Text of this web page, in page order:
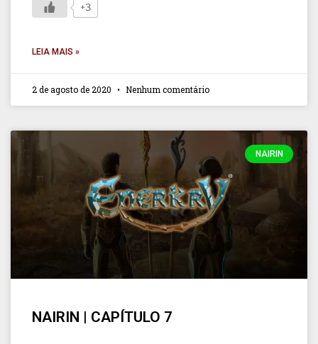
+3
LEIA MAIS »
2 de agosto de 2020 Nenhum comentário
NAIRIN
NAIRIN | CAPÍTULO 7